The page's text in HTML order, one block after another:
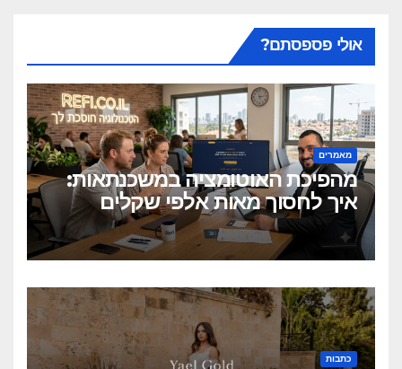
אולי פספסתם?
מאמרים
מהפיכת האוטומציה במשכנתאות:
איך לחסוך מאות אלפי שקלים
בלחיצת כפתור?
כתבות